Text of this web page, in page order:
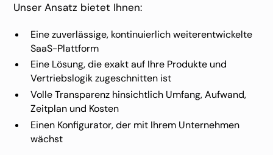
Unser Ansatz bietet Ihnen:
Eine zuverlässige, kontinuierlich weiterentwickelte
SaaS-Plattform
Eine Lösung, die exakt auf Ihre Produkte und
Vertriebslogik zugeschnitten ist
Volle Transparenz hinsichtlich Umfang, Aufwand,
Zeitplan und Kosten
Einen Konfigurator, der mit Ihrem Unternehmen
wächst